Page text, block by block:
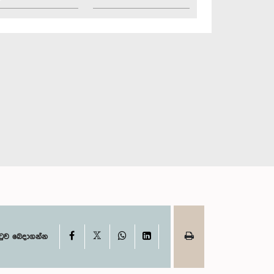
බෙදාගන්න Facebook WhatsAppLinkedIn